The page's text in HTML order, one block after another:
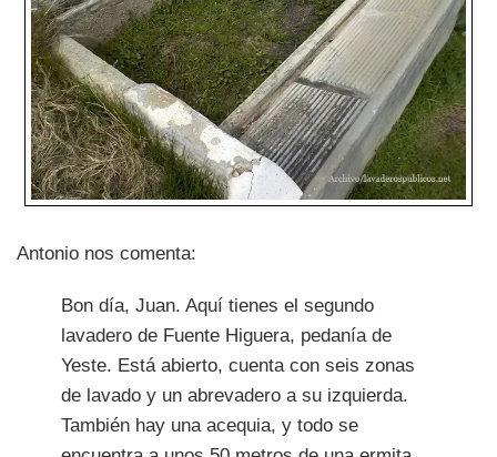
Antonio nos comenta:
Bon día, Juan. Aquí tienes el segundo
lavadero de Fuente Higuera, pedanía de
Yeste. Está abierto, cuenta con seis zonas
de lavado y un abrevadero a su izquierda.
También hay una acequia, y todo se